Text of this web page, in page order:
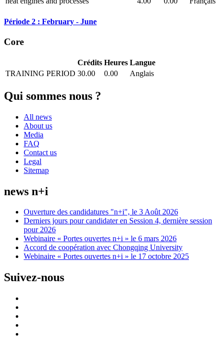
Période 2 : February - June
Core
Crédits Heures Langue
TRAINING PERIOD 30.00 0.00 Anglais
Qui sommes nous ?
All news
About us
Media
FAQ
Contact us
Legal
Sitemap
news n+i
Ouverture des candidatures "n+i", le 3 Août 2026
Derniers jours pour candidater en Session 4, dernière session
pour 2026
Webinaire « Portes ouvertes n+i » le 6 mars 2026
Accord de coopération avec Chongqing University
Webinaire « Portes ouvertes n+i » le 17 octobre 2025
Suivez-nous